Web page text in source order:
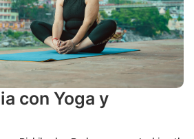
con Yoga y